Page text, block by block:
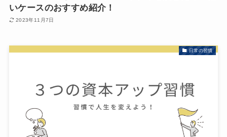
いケースのおすすめ紹介！
2023年11月7日
日常の習慣